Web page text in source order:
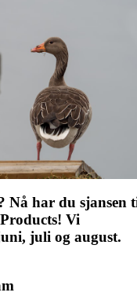
Nå har du sjansen
! Vi
juli og august.